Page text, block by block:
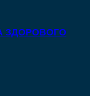
ЗДОРОВОГО